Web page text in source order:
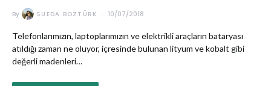
By SUEDA BOZTÜRK 10/07/2018
Telefonlarımızın, laptoplarımızın ve elektrikli araçların bataryası
atıldığı zaman ne oluyor, içresinde bulunan lityum ve kobalt gibi
değerli madenleri…